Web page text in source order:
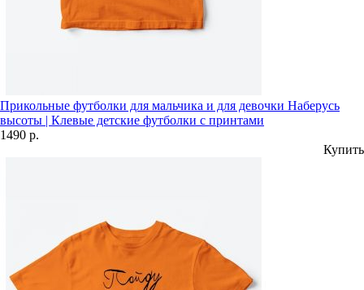
Прикольные футболки для мальчика и для девочки Наберусь
высоты | Клевые детские футболки с принтами
1490 р.
Купить